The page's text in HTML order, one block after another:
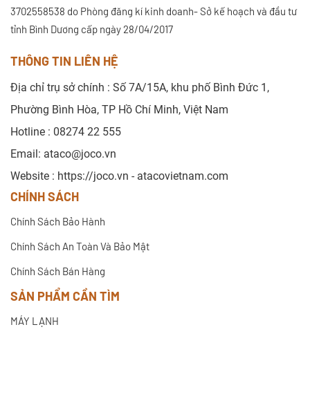
3702558538 do Phòng đăng kí kinh doanh- Sở kế hoạch và đầu tư
tỉnh Bình Dương cấp ngày 28/04/2017
THÔNG TIN LIÊN HỆ
Địa chỉ trụ sở chính : Số 7A/15A, khu phố Bình Đức 1,
Phường Bình Hòa, TP Hồ Chí Minh, Việt Nam
Hotline : 08274 22 555
Email: ataco@joco.vn
Website : https://joco.vn - atacovietnam.com
CHÍNH SÁCH
Chính Sách Bảo Hành
Chính Sách An Toàn Và Bảo Mật
Chính Sách Bán Hàng
SẢN PHẨM CẦN TÌM
MÁY LẠNH